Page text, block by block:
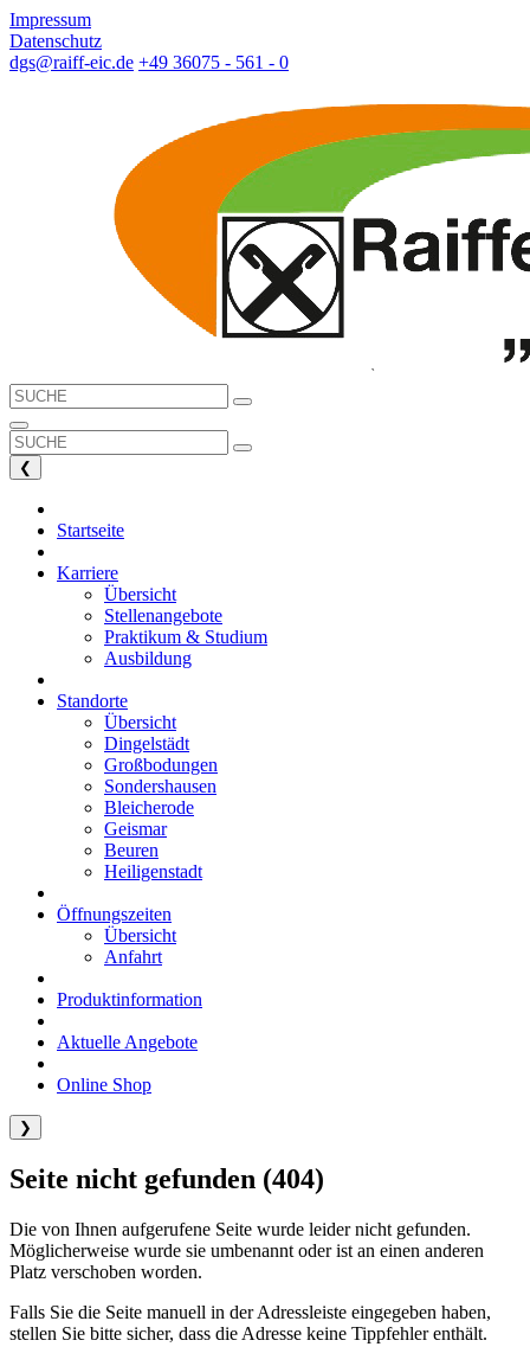
Impressum
Datenschutz
dgs@raiff-eic.de +49 36075 - 561 - 0
❮
Startseite
Karriere
Übersicht
Stellenangebote
Praktikum & Studium
Ausbildung
Standorte
Übersicht
Dingelstädt
Großbodungen
Sondershausen
Bleicherode
Geismar
Beuren
Heiligenstadt
Öffnungszeiten
Übersicht
Anfahrt
Produktinformation
Aktuelle Angebote
Online Shop
❯
Seite nicht gefunden (404)
Die von Ihnen aufgerufene Seite wurde leider nicht gefunden.
Möglicherweise wurde sie umbenannt oder ist an einen anderen
Platz verschoben worden.
Falls Sie die Seite manuell in der Adressleiste eingegeben haben,
stellen Sie bitte sicher, dass die Adresse keine Tippfehler enthält.